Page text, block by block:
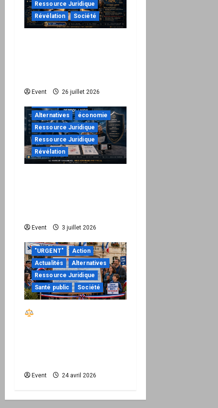
Ressource Juridique
Révélation
Société
Event 26 juillet 2026
"URGENT"
Alternatives
économie
Ressource Juridique
Ressource Juridique
Révélation
Event 3 juillet 2026
"URGENT"
Action
Actualités
Alternatives
Ressource Juridique
Santé public
Société
Event 24 avril 2026